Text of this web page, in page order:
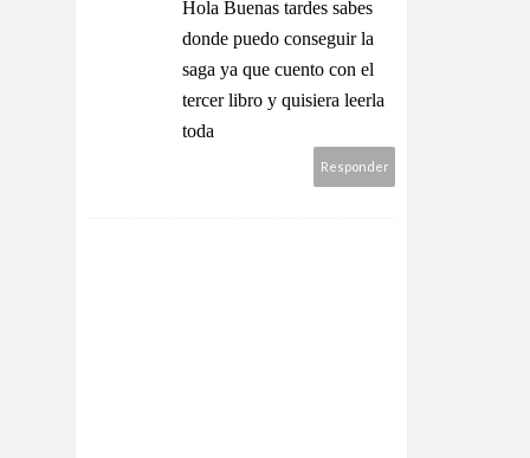
Hola Buenas tardes sabes
donde puedo conseguir la
saga ya que cuento con el
tercer libro y quisiera leerla
toda
Responder